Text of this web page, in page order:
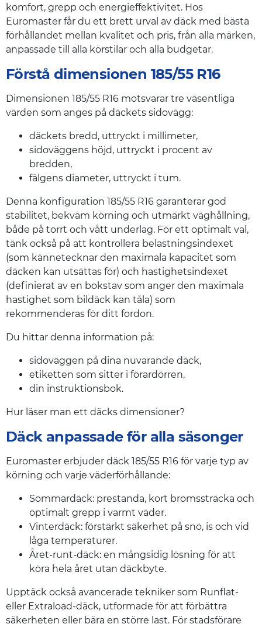
komfort, grepp och energieffektivitet. Hos
Euromaster får du ett brett urval av däck med bästa
förhållandet mellan kvalitet och pris, från alla märken,
anpassade till alla körstilar och alla budgetar.
Förstå dimensionen 185/55 R16
Dimensionen 185/55 R16 motsvarar tre väsentliga
värden som anges på däckets sidovägg:
däckets bredd, uttryckt i millimeter,
sidoväggens höjd, uttryckt i procent av
bredden,
fälgens diameter, uttryckt i tum.
Denna konfiguration 185/55 R16 garanterar god
stabilitet, bekväm körning och utmärkt väghållning,
både på torrt och vått underlag. För ett optimalt val,
tänk också på att kontrollera belastningsindexet
(som kännetecknar den maximala kapacitet som
däcken kan utsättas för) och hastighetsindexet
(definierat av en bokstav som anger den maximala
hastighet som bildäck kan tåla) som
rekommenderas för ditt fordon.
Du hittar denna information på:
sidoväggen på dina nuvarande däck,
etiketten som sitter i förardörren,
din instruktionsbok.
Hur läser man ett däcks dimensioner?
Däck anpassade för alla säsonger
Euromaster erbjuder däck 185/55 R16 för varje typ av
körning och varje väderförhållande:
Sommardäck: prestanda, kort bromssträcka och
optimalt grepp i varmt väder.
Vinterdäck: förstärkt säkerhet på snö, is och vid
låga temperaturer.
Året-runt-däck: en mångsidig lösning för att
köra hela året utan däckbyte.
Upptäck också avancerade tekniker som Runflat-
eller Extraload-däck, utformade för att förbättra
säkerheten eller bära en större last. För stadsförare